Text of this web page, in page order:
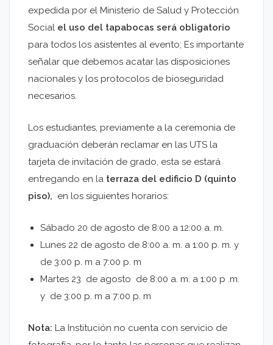
expedida por el Ministerio de Salud y Protección
Social el uso del tapabocas será obligatorio
para todos los asistentes al evento; Es importante
señalar que debemos acatar las disposiciones
nacionales y los protocolos de bioseguridad
necesarios.
Los estudiantes, previamente a la ceremonia de
graduación deberán reclamar en las UTS la
tarjeta de invitación de grado, esta se estará
entregando en la terraza del edificio D (quinto
piso), en los siguientes horarios:
Sábado 20 de agosto de 8:00 a 12:00 a. m.
Lunes 22 de agosto de 8:00 a. m. a 1:00 p. m. y
de 3:00 p. m a 7:00 p. m
Martes 23 de agosto de 8:00 a. m. a 1:00 p .m.
y de 3:00 p. m a 7:00 p. m
Nota: La Institución no cuenta con servicio de